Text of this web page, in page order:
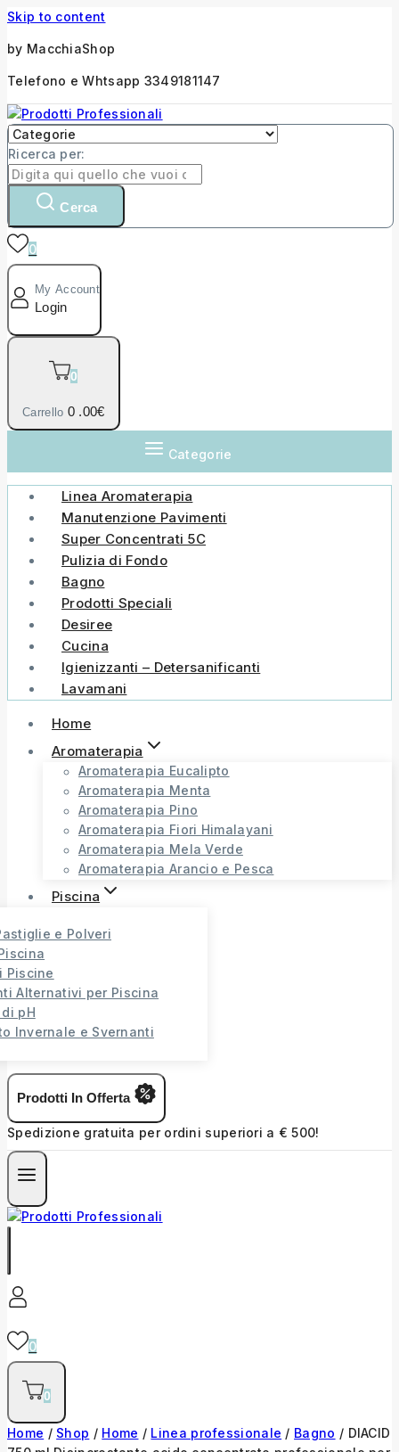
Skip to content
by MacchiaShop
Telefono e Whtsapp 3349181147
Ricerca per:
Cerca
0
My Account
Login
0
Carrello 0 .00€
Categorie
Linea Aromaterapia
Manutenzione Pavimenti
Super Concentrati 5C
Pulizia di Fondo
Bagno
Prodotti Speciali
Desiree
Cucina
Igienizzanti – Detersanificanti
Lavamani
Home
Aromaterapia
Aromaterapia Eucalipto
Aromaterapia Menta
Aromaterapia Pino
Aromaterapia Fiori Himalayani
Aromaterapia Mela Verde
Aromaterapia Arancio e Pesca
Piscina
e Polveri
Piscine
Alternativi per Piscina
pH
Invernale e Svernanti
Prodotti In Offerta
Spedizione gratuita per ordini superiori a € 500!
0
0
Home / Shop / Home / Linea professionale / Bagno / DIACID